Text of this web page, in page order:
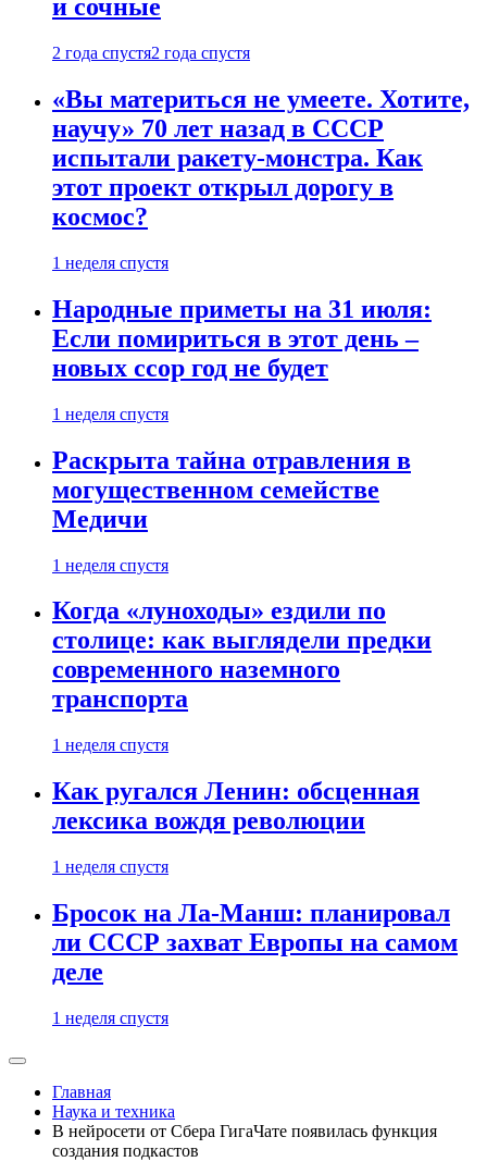
и сочные
2 года спустя2 года спустя
«Вы материться не умеете. Хотите,
научу» 70 лет назад в СССР
испытали ракету-монстра. Как
этот проект открыл дорогу в
космос?
1 неделя спустя
Народные приметы на 31 июля:
Если помириться в этот день –
новых ссор год не будет
1 неделя спустя
Раскрыта тайна отравления в
могущественном семействе
Медичи
1 неделя спустя
Когда «луноходы» ездили по
столице: как выглядели предки
современного наземного
транспорта
1 неделя спустя
Как ругался Ленин: обсценная
лексика вождя революции
1 неделя спустя
Бросок на Ла-Манш: планировал
ли СССР захват Европы на самом
деле
1 неделя спустя
Главная
Наука и техника
В нейросети от Сбера ГигаЧате появилась функция
создания подкастов